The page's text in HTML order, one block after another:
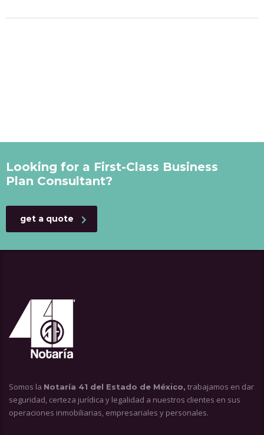
Looking for a First-Class Business
Plan Consultant?
get a quote
Somos la Notaría 41 del Estado de México, trabajamos en dar
seguridad, certeza jurídica y legalidad a nuestros clientes en sus
operaciones inmobiliarias, empresariales y personales.